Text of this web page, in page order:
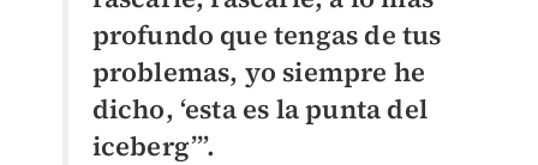
profundo que tengas de tus
problemas, yo siempre he
dicho, ‘esta es la punta del
iceberg’”.